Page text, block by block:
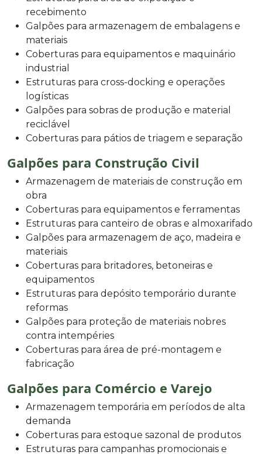
recebimento
Galpões para armazenagem de embalagens e
materiais
Coberturas para equipamentos e maquinário
industrial
Estruturas para cross-docking e operações
logísticas
Galpões para sobras de produção e material
reciclável
Coberturas para pátios de triagem e separação
Galpões para Construção Civil
Armazenagem de materiais de construção em
obra
Coberturas para equipamentos e ferramentas
Estruturas para canteiro de obras e almoxarifado
Galpões para armazenagem de aço, madeira e
materiais
Coberturas para britadores, betoneiras e
equipamentos
Estruturas para depósito temporário durante
reformas
Galpões para proteção de materiais nobres
contra intempéries
Coberturas para área de pré-montagem e
fabricação
Galpões para Comércio e Varejo
Armazenagem temporária em períodos de alta
demanda
Coberturas para estoque sazonal de produtos
Estruturas para campanhas promocionais e